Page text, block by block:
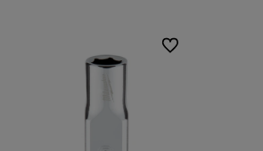
Do ulubionych